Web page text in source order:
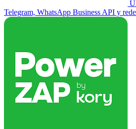
Telegram, WhatsApp Business API y